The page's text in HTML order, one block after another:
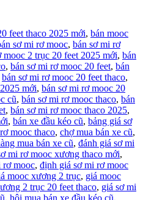
feet thaco 2025 mới, bán mooc
sơ mi rơ mooc, bán sơ mi rơ
mooc 2 trục 20 feet 2025 mới, bán
, bán sơ mi rơ mooc 20 feet, bán
bán sơ mi rơ mooc 20 feet thaco,
mới, bán sơ mi rơ mooc 20
cũ, bán sơ mi rơ mooc thaco, bán
, bán sơ mi rơ mooc thaco 2025,
, bán xe đầu kéo cũ, bảng giá sơ
mooc thaco, chợ mua bán xe cũ,
mua bán xe cũ, đánh giá sơ mi
mi rơ mooc xương thaco mới,
rơ mooc, định giá sơ mi rơ mooc
mooc xương 2 trục, giá mooc
2 trục 20 feet thaco, giá sơ mi